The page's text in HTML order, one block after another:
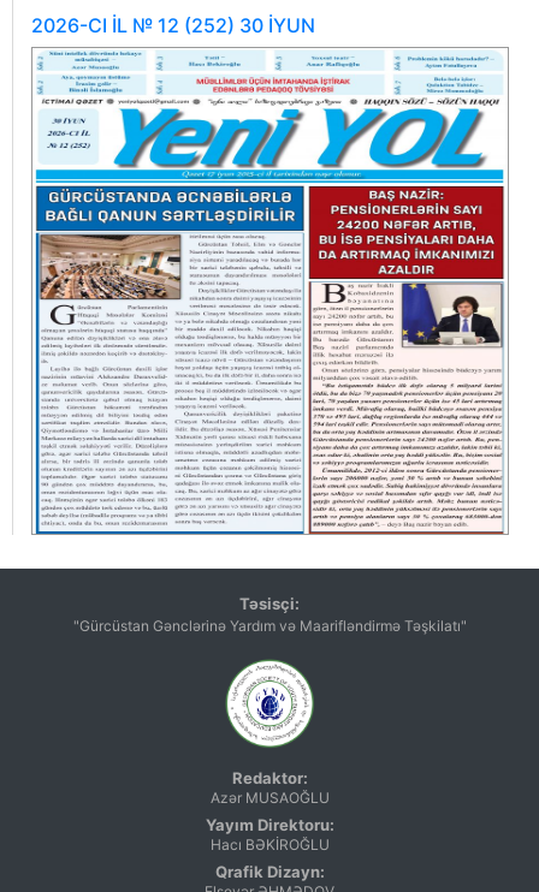
2026-CI İL № 12 (252) 30 İYUN
Təsisçi:
"Gürcüstan Gənclərinə Yardım və Maarifləndirmə Təşkilatı"
Redaktor:
Azər MUSAOĞLU
Yayım Direktoru:
Hacı BƏKİROĞLU
Qrafik Dizayn: